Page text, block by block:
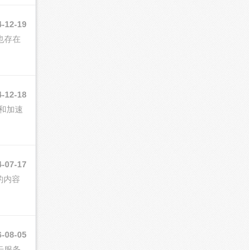
12-19
存在
12-18
加速
07-17
内容
08-05